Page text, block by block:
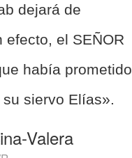
dejará de
efecto, el SEÑOR
había prometido
siervo Elías».
Valera